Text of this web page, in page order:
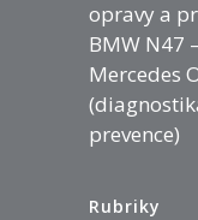
opravy a
BMW N47
Mercedes
prevence)
Rubriky